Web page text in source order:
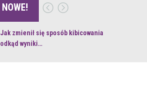
NOWE!
Jak zmienił się sposób kibicowania
odkąd wyniki…